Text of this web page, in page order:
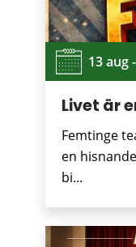
13 aug
Livet är
Femtinge
en
bi...